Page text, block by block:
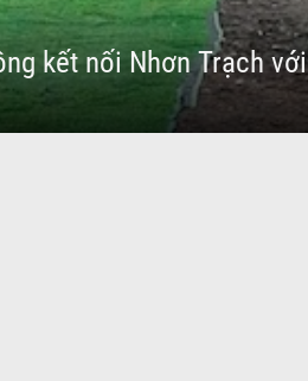
kết nối Nhơn Trạch với